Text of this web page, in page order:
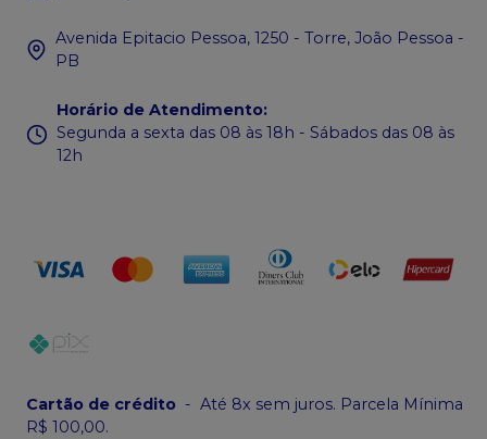
Avenida Epitacio Pessoa, 1250 - Torre, João Pessoa -
PB
Horário de Atendimento:
Segunda a sexta das 08 às 18h - Sábados das 08 às
12h
Cartão de crédito - Até 8x sem juros. Parcela Mínima
R$ 100,00.